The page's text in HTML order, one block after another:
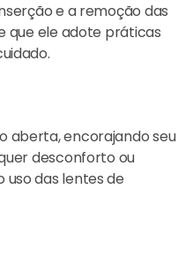
e a remoção das
que ele adote práticas
aberta, encorajando seu
desconforto ou
das lentes de